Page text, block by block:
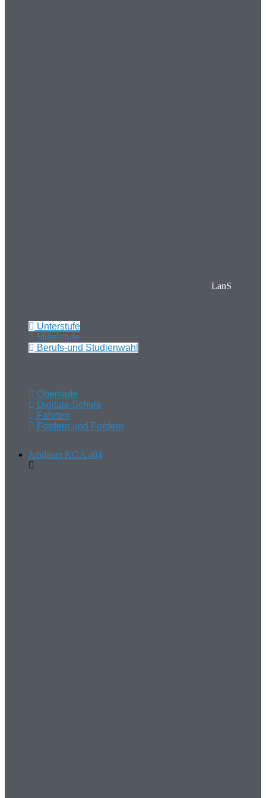
LanS
Unterstufe
Mittelstufe
Berufs-und Studienwahl
Oberstufe
Digitale Schule
Fahrten
Fördern und Fordern
Jubiläum KGA 404